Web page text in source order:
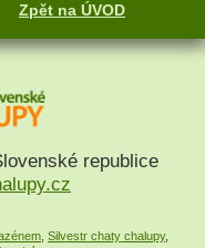
Zpět na ÚVOD
republice
, Silvestr chaty chalupy,